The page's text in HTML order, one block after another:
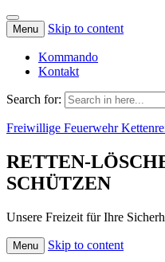
Menu Skip to content
Kommando
Kontakt
Search for:
Freiwillige Feuerwehr
RETTEN-
SCHÜTZEN
Unsere Freizeit für Ihre
Menu Skip to content